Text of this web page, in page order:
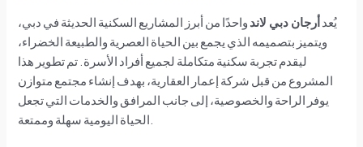
يُعدأرجان دبي لاند واحدًا من أبرز المشاريع السكنية الحديثة في دبي،
ويتميز بتصميمه الذي يجمع بين الحياة العصرية والطبيعة الخضراء،
ليقدم تجربة سكنية متكاملة لجميع أفراد الأسرة. تم تطوير هذا
المشروع من قبل شركة إعمار العقارية، بهدف إنشاء مجتمع متوازن
يوفر الراحة والخصوصية، إلى جانب المرافق والخدمات التي تجعل